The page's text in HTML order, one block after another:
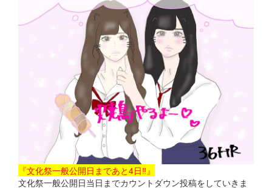
『文化祭一般公開日まであと4日‼』
文化祭一般公開日当日までカウントダウン投稿をしていきま